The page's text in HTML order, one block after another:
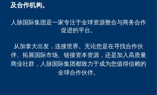
及合作机构。
人脉国际集团是一家专注于全球资源整合与商务合作
促进的平台。
从加拿大出发，连接世界。无论您是在寻找合作伙
伴、拓展国际市场、链接资本资源，还是加入高质量
商业社群，人脉国际集团都致力于成为您值得信赖的
全球合作伙伴。